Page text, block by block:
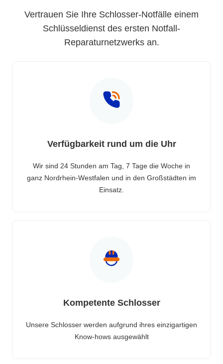
Vertrauen Sie Ihre Schlosser-Notfälle einem
Schlüsseldienst des ersten Notfall-
Reparaturnetzwerks an.
Verfügbarkeit rund um die Uhr
Wir sind 24 Stunden am Tag, 7 Tage die Woche in
ganz Nordrhein-Westfalen und in den Großstädten im
Einsatz.
Kompetente Schlosser
Unsere Schlosser werden aufgrund ihres einzigartigen
Know-hows ausgewählt